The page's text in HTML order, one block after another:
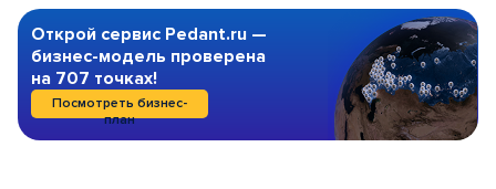
Открой сервис Pedant.ru —
бизнес-модель проверена
на 707 точках!
Посмотреть бизнес-
план